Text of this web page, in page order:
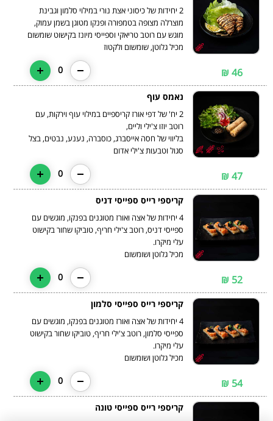
2 יחידות של כיסוני אצת נורי במילוי סלמון וגבינת
מוצרלה מצופה בטמפורה ופנקו מטוגן בשמן עמוק,
מכיל גלוטן, שומשום ולקטוז
46 ₪
0
נאמס עוף
2 יח' של דפי אורז קריספיים במילוי עוף וירקות, עם
רוטב יוזו צ'ילי וליים,
בליווי של חסה אייסברג, כוסברה, נענע, נבטים, בצל
סגול וטבעות צ'ילי אדום
47 ₪
0
קריספי רייס ספייסי דניס
4 יחידות של אצה ואורז מטוגנים בפנקו, מוגשים עם
ספייסי דניס, רוטב צ'ילי חריף, טוביקו שחור בקישוט
מכיל גלוטן ושומשום
52 ₪
0
קריספי רייס ספייסי סלמון
4 יחידות של אצה ואורז מטוגנים בפנקו, מוגשים עם
ספייסי סלמון, רוטב צ'ילי חריף, טוביקו שחור בקישוט
מכיל גלוטן ושומשום
54 ₪
0
קריספי רייס ספייסי טונה